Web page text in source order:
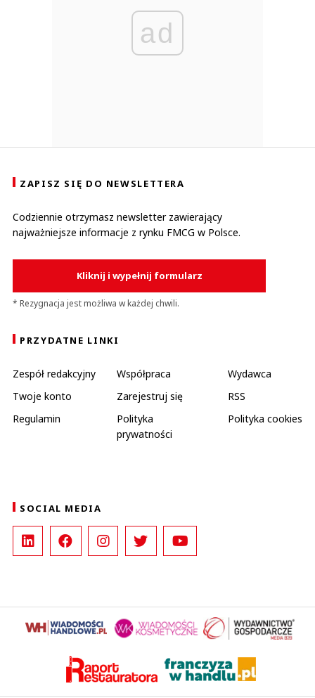
ad
ZAPISZ SIĘ DO NEWSLETTERA
Codziennie otrzymasz newsletter zawierający
najważniejsze informacje z rynku FMCG w Polsce.
Kliknij i wypełnij formularz
* Rezygnacja jest możliwa w każdej chwili.
PRZYDATNE LINKI
Zespół redakcyjny Współpraca
Wydawca
Twoje konto
Zarejestruj się
RSS
Regulamin
Polityka
prywatności
Polityka cookies
SOCIAL MEDIA